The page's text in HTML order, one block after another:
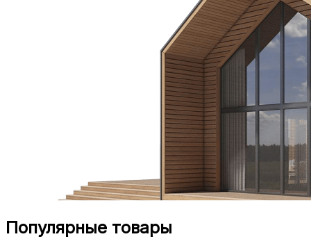
Популярные товары